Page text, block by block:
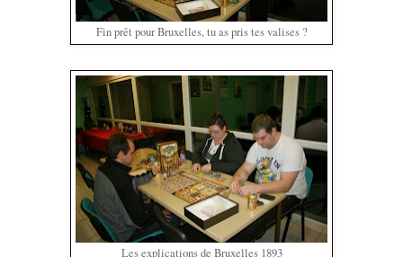
Fin prêt pour Bruxelles, tu as pris tes valises ?
Les explications de Bruxelles 1893